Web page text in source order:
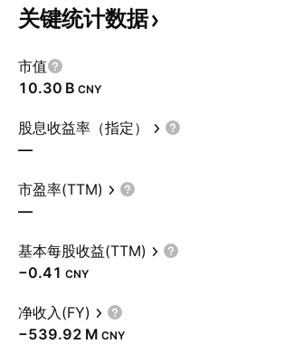
关键统计数据
市值
‪10.30 B‬ CNY
股息收益率（指定）
—
市盈率(TTM)
—
基本每股收益(TTM)
−0.41 CNY
净收入(FY)
‪−539.92 M‬ CNY